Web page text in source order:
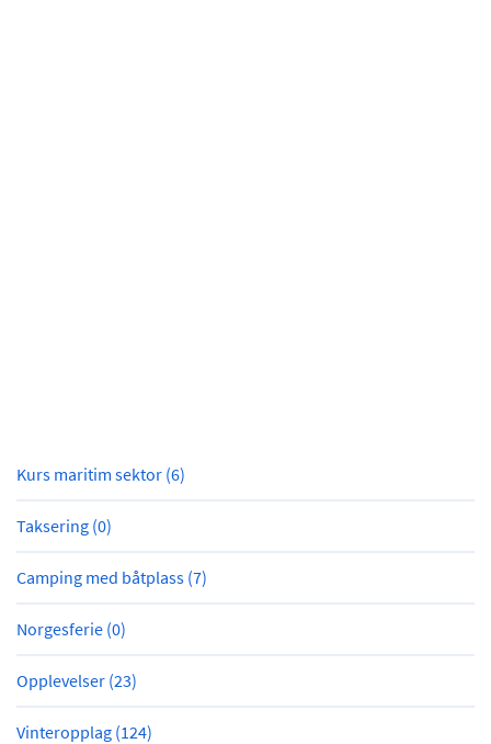
Kurs maritim sektor (6)
Taksering (0)
Camping med båtplass (7)
Norgesferie (0)
Opplevelser (23)
Vinteropplag (124)